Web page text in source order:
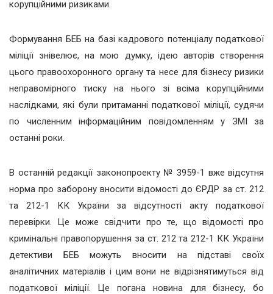
корупційними ризиками.
Формування БЕБ на базі кадрового потенціалу податкової
міліції знівелює, на мою думку, ідею авторів створення
цього правоохоронного органу та несе для бізнесу ризики
неправомірного тиску на нього зі всіма корупційними
наслідками, які були притаманні податкової міліції, судячи
по численним інформаційним повідомленням у ЗМІ за
останні роки.
В останній редакції законопроекту № 3959-1 вже відсутня
норма про заборону вносити відомості до ЄРДР за ст. 212
та 212-1 КК України за відсутності акту податкової
перевірки. Це може свідчити про те, що відомості про
кримінальні правопорушення за ст. 212 та 212-1 КК України
детективи БЕБ можуть вносити на підставі своїх
аналітичних матеріалів і цим вони не відрізнятимуться від
податкової міліції. Це погана новина для бізнесу, бо